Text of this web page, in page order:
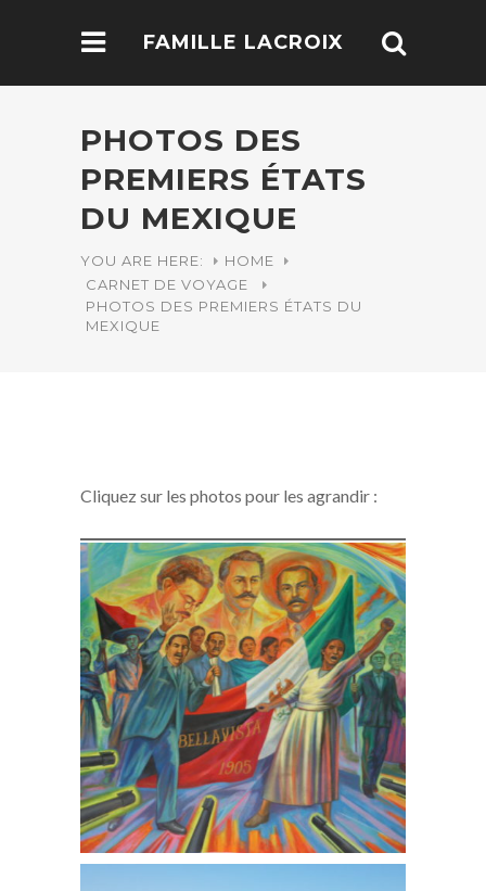
FAMILLE LACROIX
PHOTOS DES
PREMIERS ÉTATS
DU MEXIQUE
YOU ARE HERE:
HOME
CARNET DE VOYAGE
PHOTOS DES PREMIERS ÉTATS DU
MEXIQUE
Cliquez sur les photos pour les agrandir :